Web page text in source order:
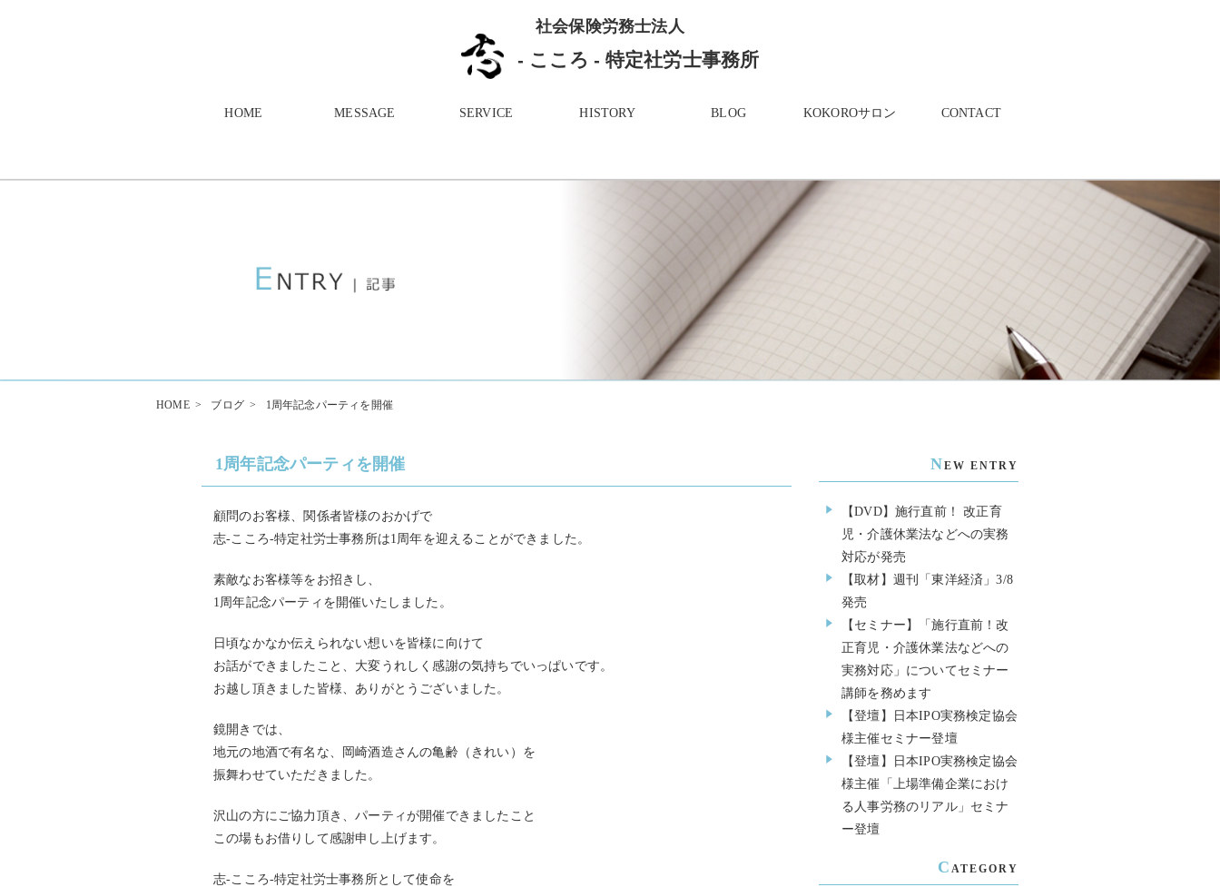
社会保険労務士法人
- こころ - 特定社労士事務所
HOME MESSAGE SERVICE HISTORY BLOG KOKOROサロン CONTACT
HOME> ブログ > 1周年記念パーティを開催
1周年記念パーティを開催
顧問のお客様、関係者皆様のおかげで
志‐こころ‐特定社労士事務所は1周年を迎えることができました。
素敵なお客様等をお招きし、
1周年記念パーティを開催いたしました。
日頃なかなか伝えられない想いを皆様に向けて
お話ができましたこと、大変うれしく感謝の気持ちでいっぱいです。
お越し頂きました皆様、ありがとうございました。
鏡開きでは、
地元の地酒で有名な、岡崎酒造さんの亀齢（きれい）を
振舞わせていただきました。
沢山の方にご協力頂き、パーティが開催できましたこと
この場もお借りして感謝申し上げます。
志‐こころ‐特定社労士事務所として使命を
NEW ENTRY
【DVD】施行直前！ 改正育
児・介護休業法などへの実務
対応が発売
【取材】週刊「東洋経済」3/8
発売
【セミナー】「施行直前！改
正育児・介護休業法などへの
実務対応」についてセミナー
講師を務めます
【登壇】日本IPO実務検定協会
様主催セミナー登壇
【登壇】日本IPO実務検定協会
様主催「上場準備企業におけ
る人事労務のリアル」セミナ
ー登壇
C ATEGORY